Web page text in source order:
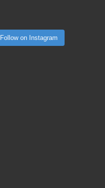
Follow on Instagram